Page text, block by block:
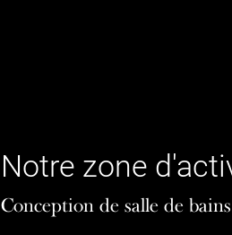
Notre zone
Conception de salle de